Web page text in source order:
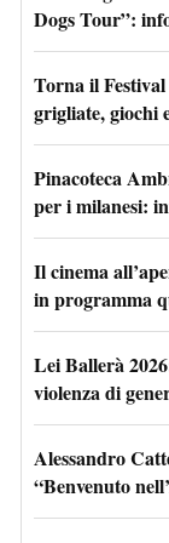
Dogs Tour”:
Torna il
grigliate, giochi
Pinacoteca
per i milanesi:
Il cinema
in programma
Lei Ballerà
violenza di
Alessandro
“Benvenuto